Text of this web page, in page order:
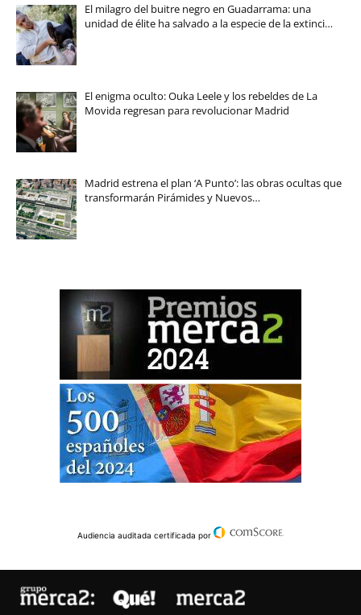
El milagro del buitre negro en Guadarrama: una
unidad de élite ha salvado a la especie de la extinci…
El enigma oculto: Ouka Leele y los rebeldes de La
Movida regresan para revolucionar Madrid
Madrid estrena el plan ‘A Punto’: las obras ocultas que
transformarán Pirámides y Nuevos…
Audiencia auditada certificada por